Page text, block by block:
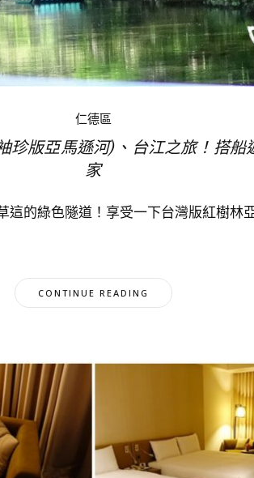
仁德區
珍版亞馬遜河)、台江之旅！搭
家
這的綠色隧道！享受一下台灣版紅樹林
CONTINUE READING